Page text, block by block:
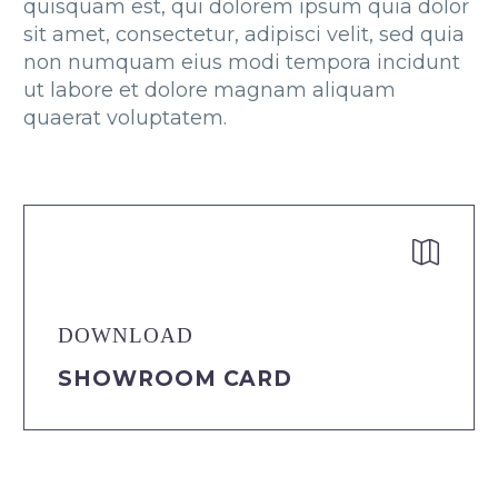
quisquam est, qui dolorem ipsum quia dolor
sit amet, consectetur, adipisci velit, sed quia
non numquam eius modi tempora incidunt
ut labore et dolore magnam aliquam
quaerat voluptatem.


DOWNLOAD
SHOWROOM CARD